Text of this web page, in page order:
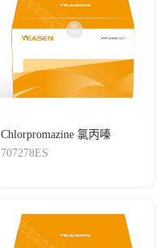
Chlorpromazine 氯丙嗪
707278ES